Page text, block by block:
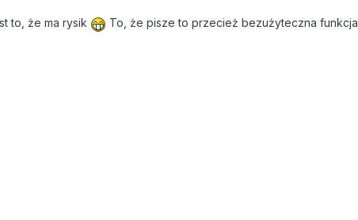
to, że ma rysik To, że pisze to przecież bezużyteczna funkcja